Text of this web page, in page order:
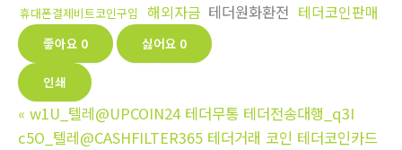
휴대폰결제비트코인구입 해외자금 테더원화환전 테더코인판매
좋아요 0 싫어요 0
인쇄
« w1U_텔레@UPCOIN24 테더무통 테더전송대행_q3I
c5O_텔레@CASHFILTER365 테더거래 코인 테더코인카드